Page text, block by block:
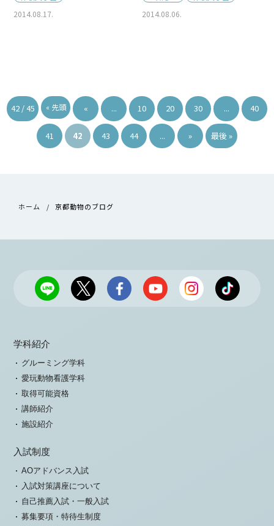
2014.08.17.
2014.08.06.
42 / 45 « 先頭 « ... 10 20 30 ... 40
41 42 43 44 ... » 最後 »
ホーム 京都動物のブログ
学科紹介
グルーミング学科
愛玩動物看護学科
取得可能資格
講師紹介
施設紹介
入試制度
AOアドバンス入試
入試対策講座について
自己推薦入試・一般入試
募集要項・特待生制度